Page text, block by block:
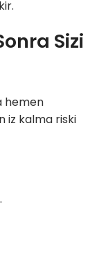
Sizi
hemen
iz kalma riski